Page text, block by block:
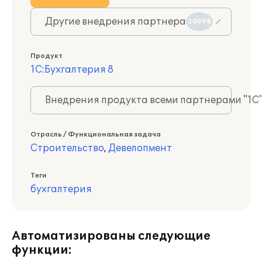
Другие внедрения партнера 20098
Продукт
1С:Бухгалтерия 8
Внедрения продукта всеми партнерами
Отрасль / Функциональная задача
Строительство, Девелопмент
Теги
бухгалтерия
Автоматизированы следующие
функции: